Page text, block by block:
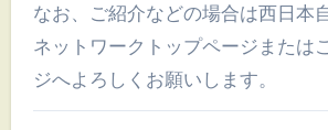
なお、ご紹介などの場合は西日本
ネットワークトップページまたは
ジへよろしくお願いします。